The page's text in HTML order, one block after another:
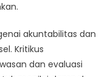
akuntabilitas dan
Kritikus
dan evaluasi